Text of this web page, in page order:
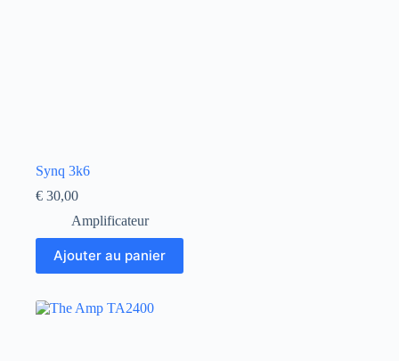
Synq 3k6
€ 30,00
Amplificateur
Ajouter au panier